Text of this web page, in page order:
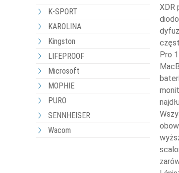
K-SPORT
KAROLINA
Kingston
LIFEPROOF
Microsoft
MOPHIE
PURO
SENNHEISER
Wacom
XDR
Pro